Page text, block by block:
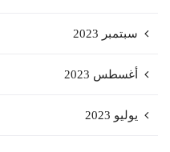
سبتمبر 2023
أغسطس 2023
يوليو 2023